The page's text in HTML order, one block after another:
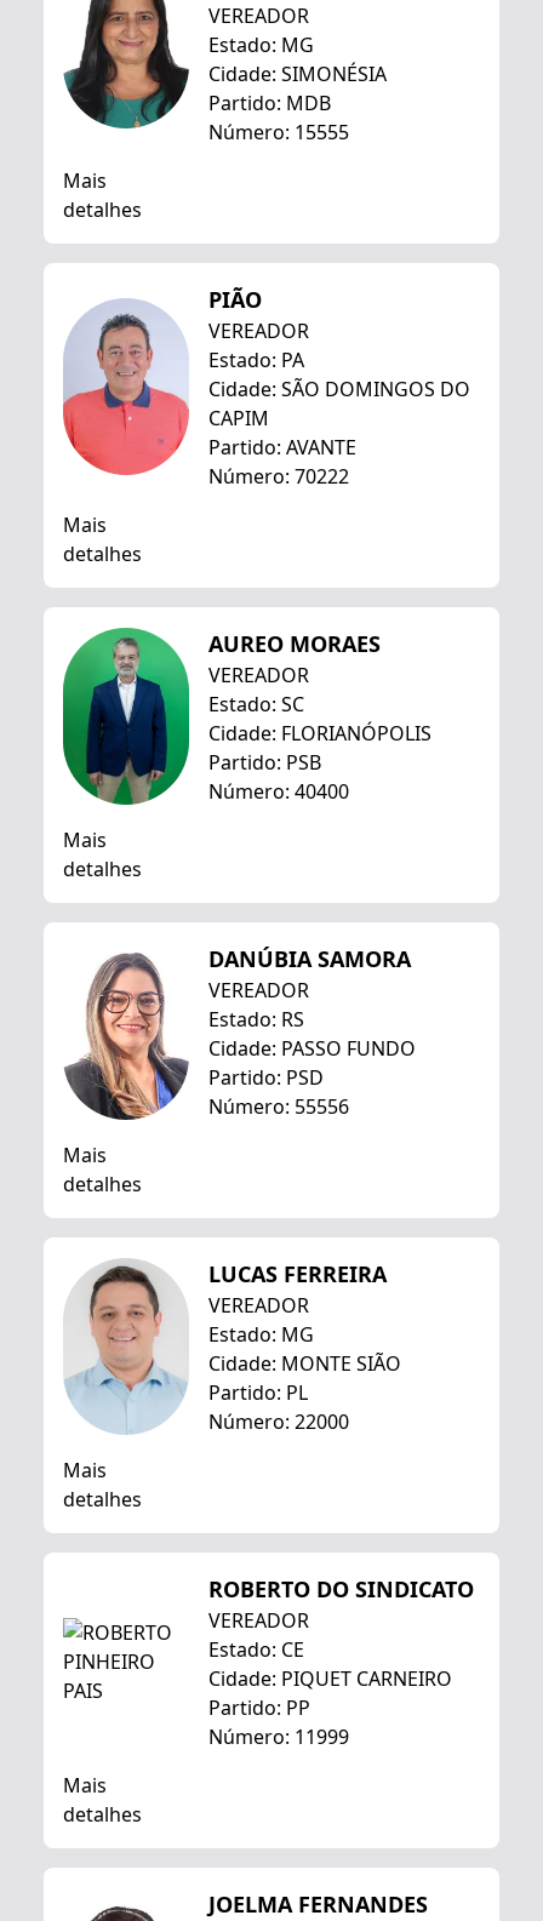
VEREADOR
Estado: MG
Cidade: SIMONÉSIA
Partido: MDB
Número: 15555
Mais
detalhes
PIÃO
VEREADOR
Estado: PA
Cidade: SÃO DOMINGOS DO
CAPIM
Partido: AVANTE
Número: 70222
Mais
detalhes
AUREO MORAES
VEREADOR
Estado: SC
Cidade: FLORIANÓPOLIS
Partido: PSB
Número: 40400
Mais
detalhes
DANÚBIA SAMORA
VEREADOR
Estado: RS
Cidade: PASSO FUNDO
Partido: PSD
Número: 55556
Mais
detalhes
LUCAS FERREIRA
VEREADOR
Estado: MG
Cidade: MONTE SIÃO
Partido: PL
Número: 22000
Mais
detalhes
ROBERTO DO SINDICATO
VEREADOR
Estado: CE
Cidade: PIQUET CARNEIRO
Partido: PP
Número: 11999
Mais
detalhes
JOELMA FERNANDES